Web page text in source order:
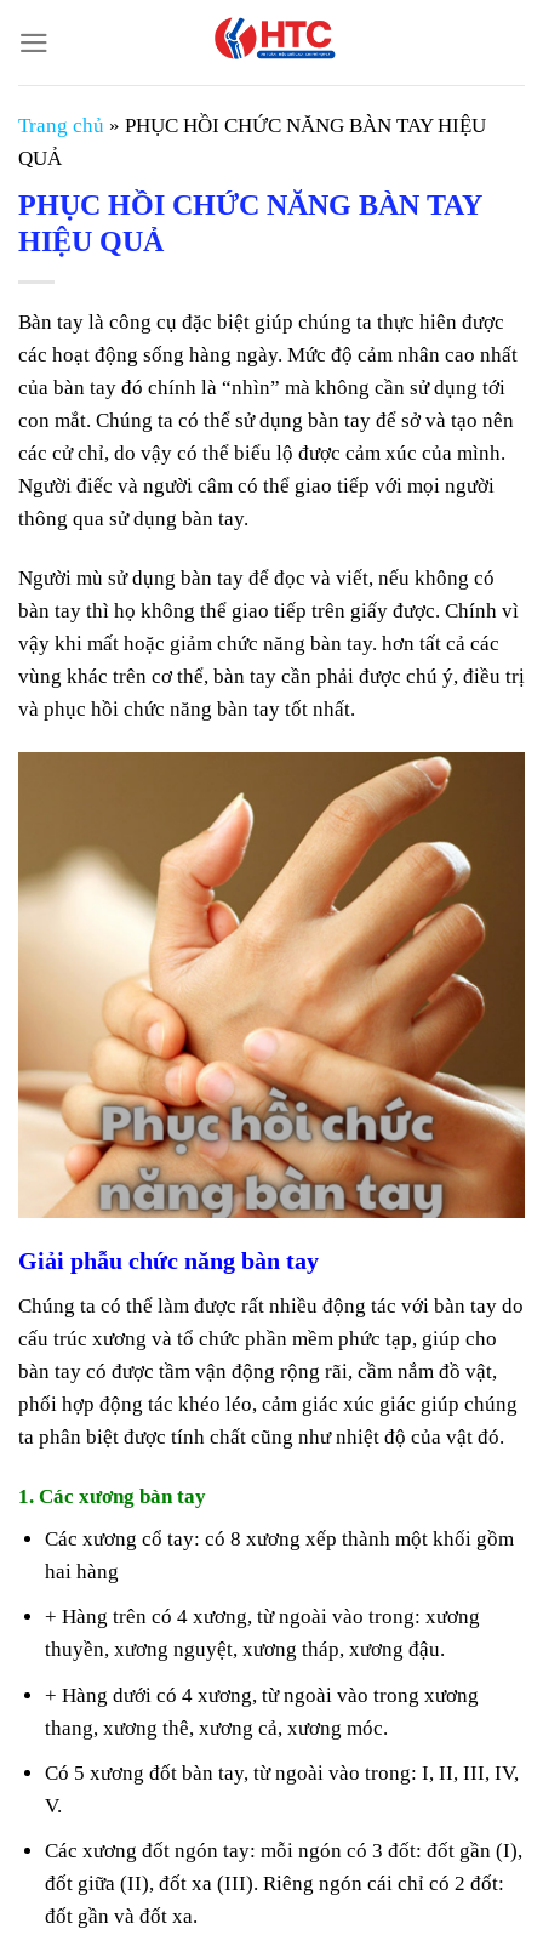
đến
nội
dung
Trang chủ » PHỤC HỒI CHỨC NĂNG BÀN TAY HIỆU
QUẢ
PHỤC HỒI CHỨC NĂNG BÀN TAY
HIỆU QUẢ
Bàn tay là công cụ đặc biệt giúp chúng ta thực hiên được
các hoạt động sống hàng ngày. Mức độ cảm nhân cao nhất
của bàn tay đó chính là “nhìn” mà không cần sử dụng tới
con mắt. Chúng ta có thể sử dụng bàn tay để sở và tạo nên
các cử chỉ, do vậy có thể biểu lộ được cảm xúc của mình.
Người điếc và người câm có thể giao tiếp với mọi người
thông qua sử dụng bàn tay.
Người mù sử dụng bàn tay để đọc và viết, nếu không có
bàn tay thì họ không thể giao tiếp trên giấy được. Chính vì
vậy khi mất hoặc giảm chức năng bàn tay. hơn tất cả các
vùng khác trên cơ thể, bàn tay cần phải được chú ý, điều trị
và phục hồi chức năng bàn tay tốt nhất.
Giải phẫu chức năng bàn tay
Chúng ta có thể làm được rất nhiều động tác với bàn tay do
cấu trúc xương và tổ chức phần mềm phức tạp, giúp cho
bàn tay có được tầm vận động rộng rãi, cầm nắm đồ vật,
phối hợp động tác khéo léo, cảm giác xúc giác giúp chúng
ta phân biệt được tính chất cũng như nhiệt độ của vật đó.
1. Các xương bàn tay
Các xương cổ tay: có 8 xương xếp thành một khối gồm
hai hàng
+ Hàng trên có 4 xương, từ ngoài vào trong: xương
thuyền, xương nguyệt, xương tháp, xương đậu.
+ Hàng dưới có 4 xương, từ ngoài vào trong xương
thang, xương thê, xương cả, xương móc.
Có 5 xương đốt bàn tay, từ ngoài vào trong: I, II, III, IV,
V.
Các xương đốt ngón tay: mỗi ngón có 3 đốt: đốt gần (I),
đốt giữa (II), đốt xa (III). Riêng ngón cái chỉ có 2 đốt:
đốt gần và đốt xa.